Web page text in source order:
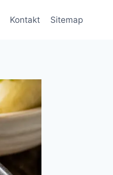
Kontakt Sitemap